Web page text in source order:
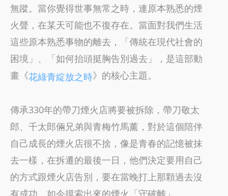
無蹤。當你覺得世事無常之時，連原本熟悉的煙
火聲，在某天可能也不復存在。當面對我們生活
這些原本熟悉事物的離去，「傳統在現代社會的
困境」、「如何抬頭挺胸告別過去」，是這部動
畫《花綠青綻放之時》的核心主題。
傳承330年的帶刀煙火店將要被拆除，帶刀敬太
郎、千太郎倆兄弟與青梅竹馬薰，對於這個陪伴
自己成長的煙火店很不捨，像是青春的記憶被抹
去一樣，在拆遷的最後一日，他們決定要用自己
的方式跟煙火店告別，要在當晚打上那顆過去沒
有成功，如今摸索出來的煙火「守破離」。